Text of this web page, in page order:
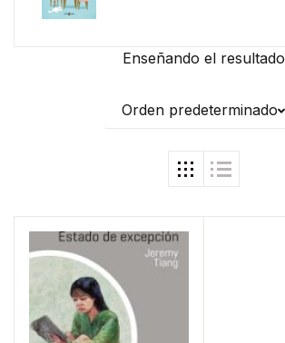
Enseñando el resultado
Orden predeterminado